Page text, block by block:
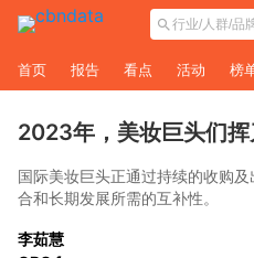
首页 报告 看点 活动 榜
2023年，美妆巨头们
国际美妆巨头正通过持续的收购
合和长期发展所需的互补性。
李茹慧